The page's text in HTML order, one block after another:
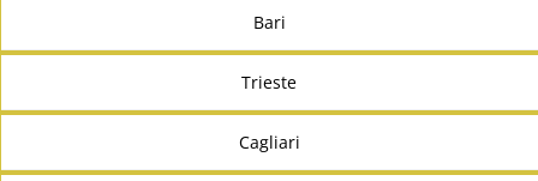
Bari
Trieste
Cagliari